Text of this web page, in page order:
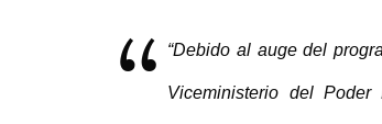
“Debido al auge del
Viceministerio del